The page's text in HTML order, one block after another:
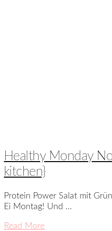
Healthy Monday
kitchen}
Protein Power Salat mit
Ei Montag! Und …
Read More